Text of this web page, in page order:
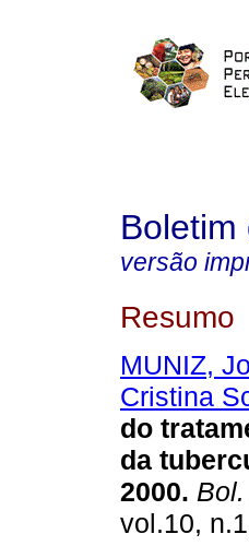
Boletim
versão
Resumo
MUNIZ,
Cristina
do
da
2000.
vol.10,